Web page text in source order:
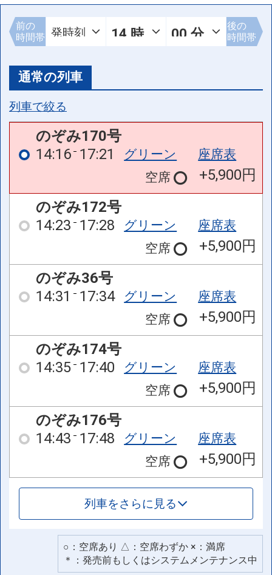
前の
時間帯
後の
時間帯
通常の列車
列車で絞る
のぞみ170号
14:16 17:21 グリーン
座席表
空席
+5,900円
のぞみ172号
14:23 17:28 グリーン
座席表
空席
+5,900円
のぞみ36号
14:31
17:34 グリーン
座席表
空席
+5,900円
のぞみ174号
14:35 17:40 グリーン
座席表
空席
+5,900円
のぞみ176号
14:43 17:48 グリーン
座席表
空席
+5,900円
列車をさらに見る
○：空席あり △：空席わずか ×：満席
＊：発売前もしくはシステムメンテナンス中